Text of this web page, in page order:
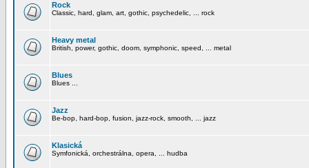
Rock
Classic, hard, glam, art, gothic, psychedelic, ... rock
Heavy metal
British, power, gothic, doom, symphonic, speed, ... metal
Blues
Blues ...
Jazz
Be-bop, hard-bop, fusion, jazz-rock, smooth, ... jazz
Klasická
Symfonická, orchestrálna, opera, ... hudba